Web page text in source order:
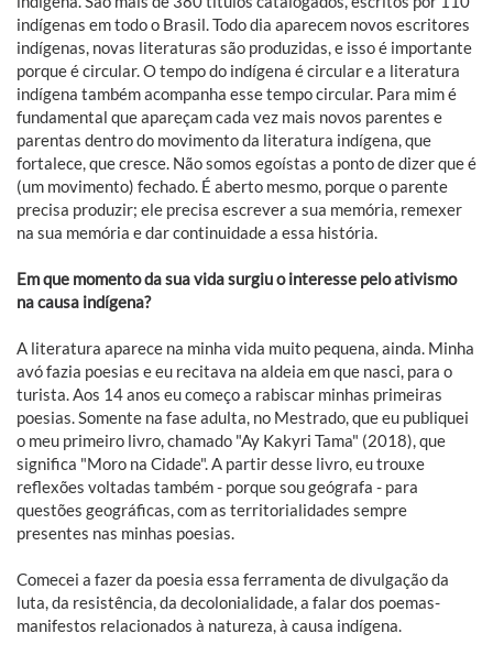
indígenas em todo o Brasil. Todo dia aparecem novos escritores
indígenas, novas literaturas são produzidas, e isso é importante
porque é circular. O tempo do indígena é circular e a literatura
indígena também acompanha esse tempo circular. Para mim é
fundamental que apareçam cada vez mais novos parentes e
parentas dentro do movimento da literatura indígena, que
fortalece, que cresce. Não somos egoístas a ponto de dizer que é
(um movimento) fechado. É aberto mesmo, porque o parente
precisa produzir; ele precisa escrever a sua memória, remexer
na sua memória e dar continuidade a essa história.
Em que momento da sua vida surgiu o interesse pelo ativismo
na causa indígena?
A literatura aparece na minha vida muito pequena, ainda. Minha
avó fazia poesias e eu recitava na aldeia em que nasci, para o
turista. Aos 14 anos eu começo a rabiscar minhas primeiras
poesias. Somente na fase adulta, no Mestrado, que eu publiquei
o meu primeiro livro, chamado "Ay Kakyri Tama" (2018), que
significa "Moro na Cidade". A partir desse livro, eu trouxe
reflexões voltadas também - porque sou geógrafa - para
questões geográficas, com as territorialidades sempre
presentes nas minhas poesias.
Comecei a fazer da poesia essa ferramenta de divulgação da
luta, da resistência, da decolonialidade, a falar dos poemas-
manifestos relacionados à natureza, à causa indígena.